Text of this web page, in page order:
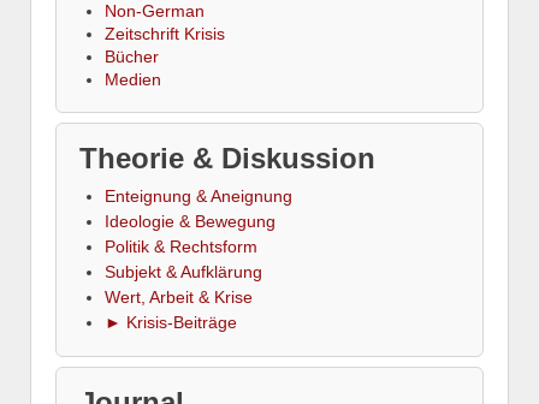
Non-German
Zeitschrift Krisis
Bücher
Medien
Theorie & Diskussion
Enteignung & Aneignung
Ideologie & Bewegung
Politik & Rechtsform
Subjekt & Aufklärung
Wert, Arbeit & Krise
► Krisis-Beiträge